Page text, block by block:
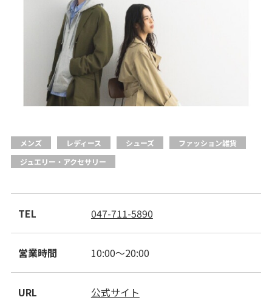
閉じる
メンズ レディース シューズ
ファッション雑貨
ジュエリー・アクセサリー
TEL 047-711-5890
営業時間 10:00～20:00
URL 公式サイト